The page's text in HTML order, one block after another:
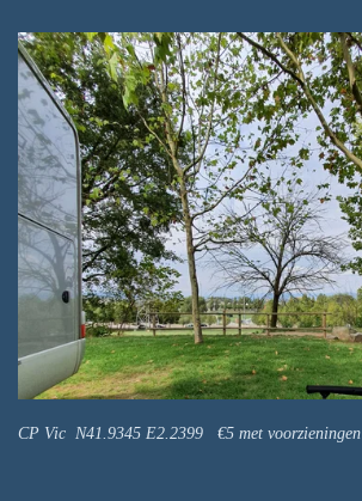
CP Vic N41.9345 E2.2399 €5 met voorzieningen